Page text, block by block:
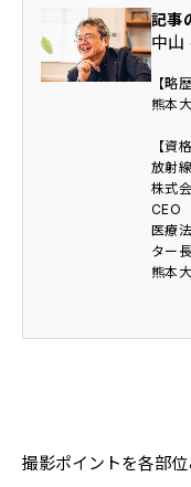
記事
中山
【略歴
熊本
【資
放射
株式
CEO
医療
ター長
熊本
撮影ポイントを各部